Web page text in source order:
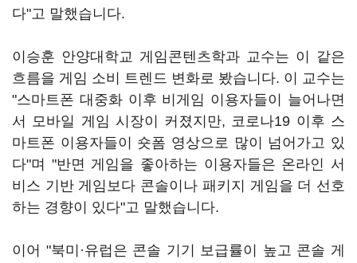
다"고 말했습니다.
이승훈 안양대학교 게임콘텐츠학과 교수는 이 같은
흐름을 게임 소비 트렌드 변화로 봤습니다. 이 교수는
"스마트폰 대중화 이후 비게임 이용자들이 늘어나면
서 모바일 게임 시장이 커졌지만, 코로나19 이후 스
마트폰 이용자들이 숏폼 영상으로 많이 넘어가고 있
다"며 "반면 게임을 좋아하는 이용자들은 온라인 서
비스 기반 게임보다 콘솔이나 패키지 게임을 더 선호
하는 경향이 있다"고 말했습니다.
이어 "북미·유럽은 콘솔 기기 보급률이 높고 콘솔 게